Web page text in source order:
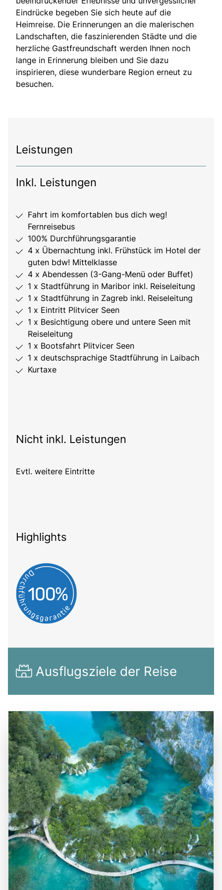
Eindrücke begeben Sie sich heute auf die
Heimreise. Die Erinnerungen an die malerischen
Landschaften, die faszinierenden Städte und die
herzliche Gastfreundschaft werden Ihnen noch
lange in Erinnerung bleiben und Sie dazu
inspirieren, diese wunderbare Region erneut zu
besuchen.
Leistungen
Inkl. Leistungen
Fahrt im komfortablen bus dich weg!
Fernreisebus
100% Durchführungsgarantie
4 x Übernachtung inkl. Frühstück im Hotel der
guten bdw! Mittelklasse
4 x Abendessen (3-Gang-Menü oder Buffet)
1 x Stadtführung in Maribor inkl. Reiseleitung
1 x Stadtführung in Zagreb inkl. Reiseleitung
1 x Eintritt Plitvicer Seen
1 x Besichtigung obere und untere Seen mit
Reiseleitung
1 x Bootsfahrt Plitvicer Seen
1 x deutschsprachige Stadtführung in Laibach
Kurtaxe
Nicht inkl. Leistungen
Evtl. weitere Eintritte
Highlights
Ausflugsziele der Reise